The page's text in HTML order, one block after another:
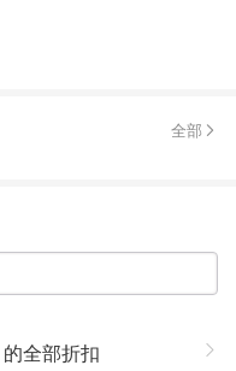
全部
的全部折扣